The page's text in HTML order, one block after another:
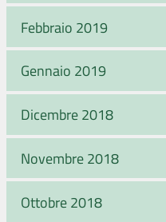
Febbraio 2019
Gennaio 2019
Dicembre 2018
Novembre 2018
Ottobre 2018